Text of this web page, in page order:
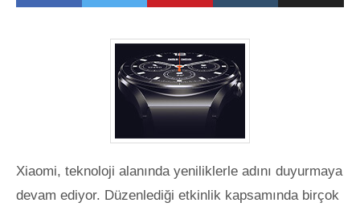
Xiaomi, teknoloji alanında yeniliklerle adını duyurmaya
devam ediyor. Düzenlediği etkinlik kapsamında birçok